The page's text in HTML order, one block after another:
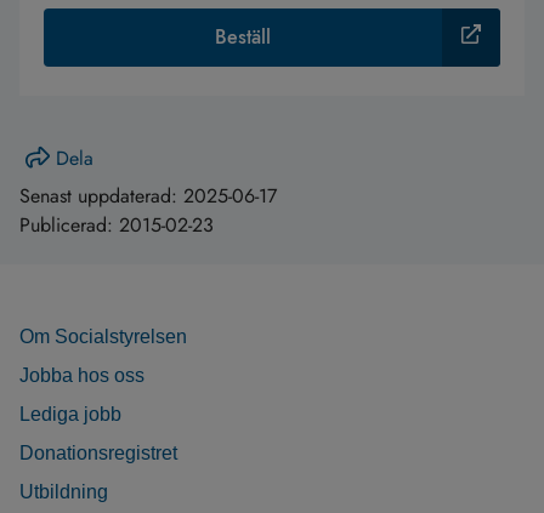
Beställ
Dela
Senast uppdaterad: 2025-06-17
Publicerad: 2015-02-23
Om Socialstyrelsen
Jobba hos oss
Lediga jobb
Donationsregistret
Utbildning